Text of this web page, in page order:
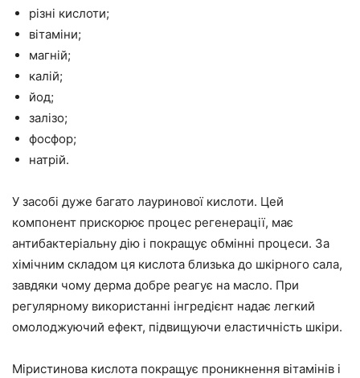
різні кислоти;
вітаміни;
магній;
калій;
йод;
залізо;
фосфор;
натрій.
У засобі дуже багато лауринової кислоти. Цей
компонент прискорює процес регенерації, має
антибактеріальну дію і покращує обмінні процеси. За
хімічним складом ця кислота близька до шкірного сала,
завдяки чому дерма добре реагує на масло. При
регулярному використанні інгредієнт надає легкий
омолоджуючий ефект, підвищуючи еластичність шкіри.
Міристинова кислота покращує проникнення вітамінів і